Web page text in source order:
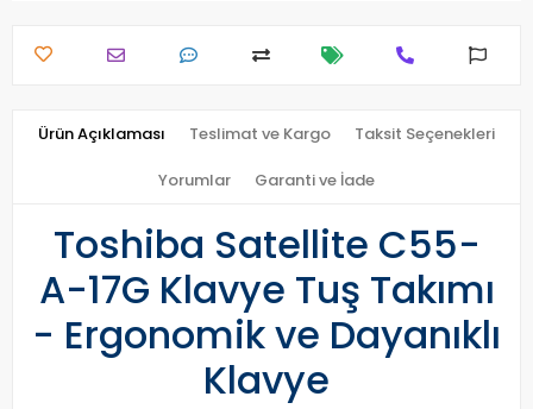
Ürün Açıklaması Teslimat ve Kargo Taksit Seçenekleri
Yorumlar Garanti ve İade
Toshiba Satellite C55-
A-17G Klavye Tuş Takımı
- Ergonomik ve Dayanıklı
Klavye